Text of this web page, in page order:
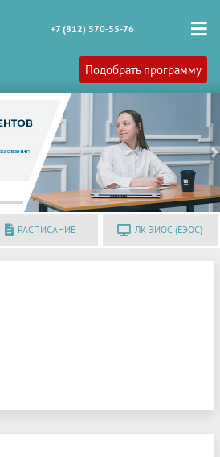
+7 (812) 570-55-76
Подобрать программу
РАСПИСАНИЕ ЛК ЭИОС (ЕЭОС)